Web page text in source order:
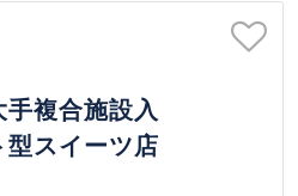
手複合施設入
型スイーツ店